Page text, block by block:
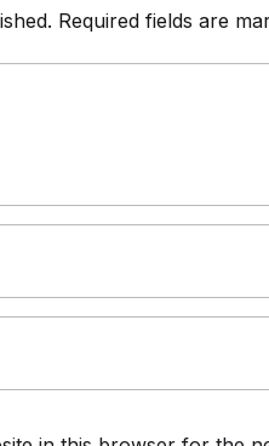
Required fields are